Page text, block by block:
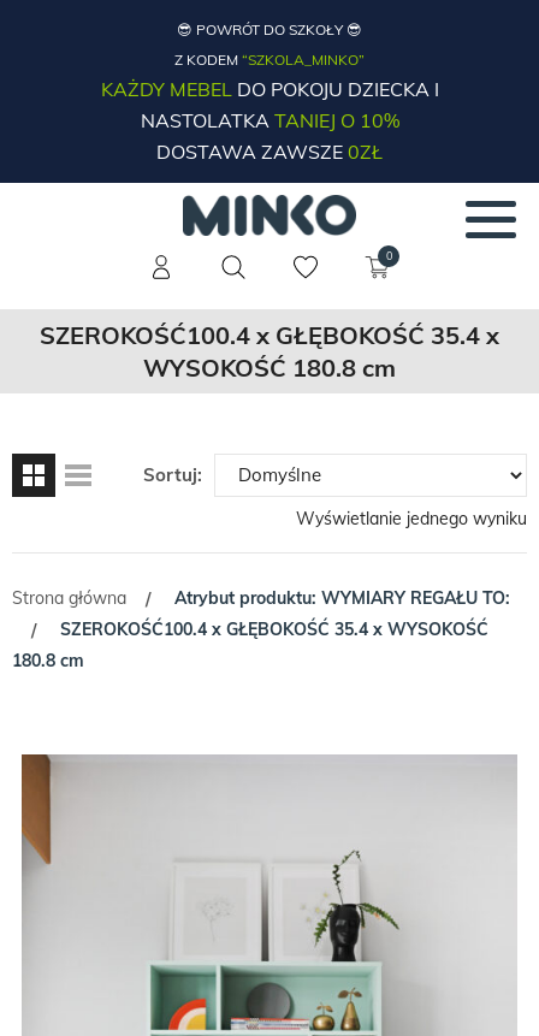
😎 POWRÓT DO SZKOŁY 😎
Z KODEM “SZKOLA_MINKO”
KAŻDY MEBELDO POKOJU DZIECKA I
NASTOLATKATANIEJ O 10%
DOSTAWA ZAWSZE 0ZŁ
0
SZEROKOŚĆ100.4 x GŁĘBOKOŚĆ 35.4 x
WYSOKOŚĆ 180.8 cm
Sortuj:
Wyświetlanie jednego wyniku
Strona główna /
Atrybut produktu: WYMIARY REGAŁU TO:
/
SZEROKOŚĆ100.4 x GŁĘBOKOŚĆ 35.4 x WYSOKOŚĆ
180.8 cm